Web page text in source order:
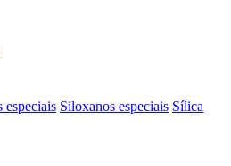
especiais Siloxanos especiais Sílica